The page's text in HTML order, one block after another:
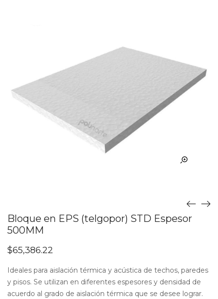
Bloque en EPS (telgopor) STD Espesor
500MM
$65,386.22
Ideales para aislación térmica y acústica de techos, paredes
y pisos. Se utilizan en diferentes espesores y densidad de
acuerdo al grado de aislación térmica que se desee lograr.